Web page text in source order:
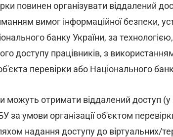
повинен організувати віддалений
вимог інформаційної безпеки,
банку України, за
доступу працівників, з
перевірки або Національного
можуть отримати віддалений доступ
за умови організації об'єктом
надання доступу до віртуальних/